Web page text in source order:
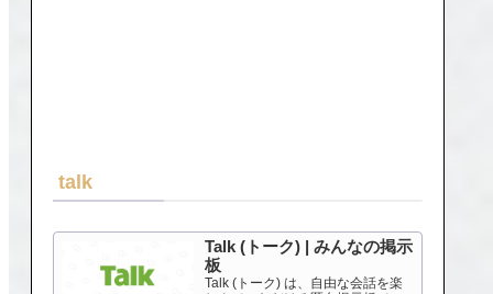
talk
Talk (トーク) | みんなの掲示
板
Talk (トーク) は、自由な会話を楽